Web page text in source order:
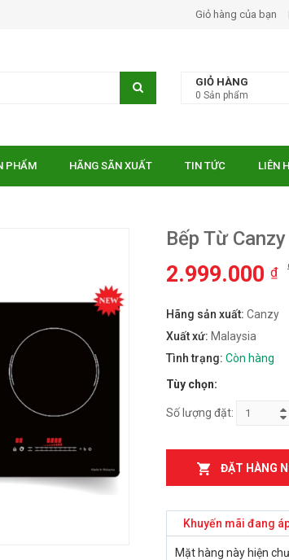
Giỏ hàng của bạn
GIỎ HÀNG
0 Sản phẩm
PHẨM HÃNG SÃN XUẤT TIN TỨC LIÊN
Bếp Từ
2.999.000 ₫
Hãng sản xuất: Canzy
Xuất xứ: Malaysia
Tình trạng: Còn hàng
Tùy chọn:
Số lượng đặt:
ĐẶT HÀNG
Khuyến mãi đang
Mặt hàng này hiện
Bếp điện từ Essen ES-31-
10.750.000
Bếp điện từ Essen ES-
889BM
Bếp điện từ Essen ES-
867BM